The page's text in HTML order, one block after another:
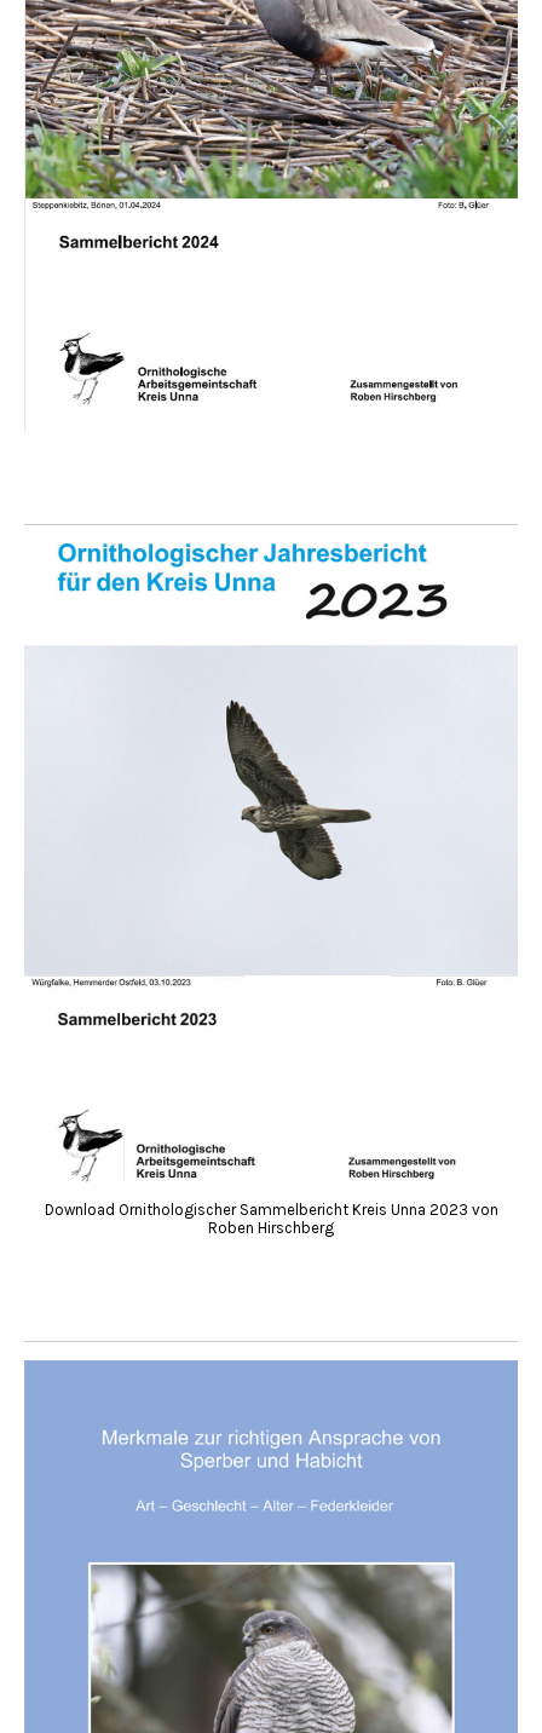
Download Ornithologischer Sammelbericht Kreis Unna 2023 von
Roben Hirschberg